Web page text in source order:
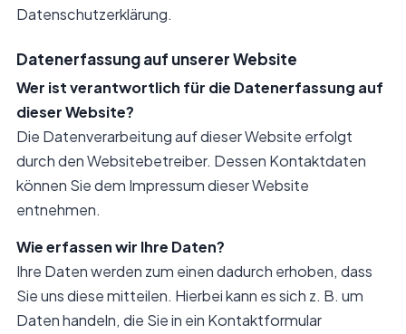
Datenschutzerklärung.
Datenerfassung auf unserer Website
Wer ist verantwortlich für die Datenerfassung auf
dieser Website?
Die Datenverarbeitung auf dieser Website erfolgt
durch den Websitebetreiber. Dessen Kontaktdaten
können Sie dem Impressum dieser Website
entnehmen.
Wie erfassen wir Ihre Daten?
Ihre Daten werden zum einen dadurch erhoben, dass
Sie uns diese mitteilen. Hierbei kann es sich z. B. um
Daten handeln, die Sie in ein Kontaktformular